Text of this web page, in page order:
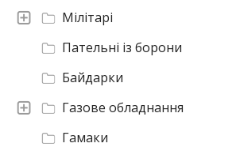
Гамаки
Газове обладнання
Байдарки
Пательні із борони
Мілітарі